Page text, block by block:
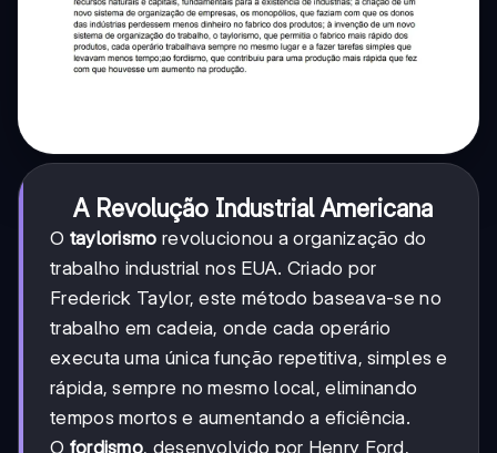
A Revolução Industrial Americana
O taylorismo revolucionou a organização do
trabalho industrial nos EUA. Criado por
Frederick Taylor, este método baseava-se no
trabalho em cadeia, onde cada operário
executa uma única função repetitiva, simples e
rápida, sempre no mesmo local, eliminando
tempos mortos e aumentando a eficiência.
O fordismo, desenvolvido por Henry Ford,